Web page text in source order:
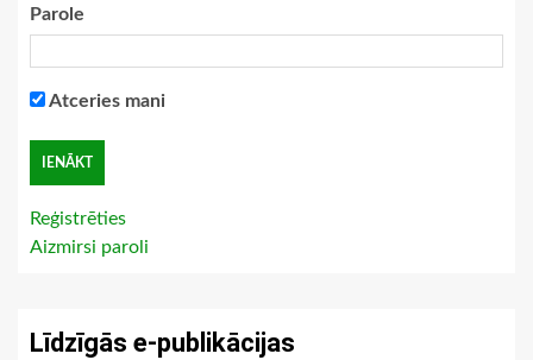
Parole
Atceries mani
Reģistrēties
Aizmirsi paroli
Līdzīgās e-publikācijas